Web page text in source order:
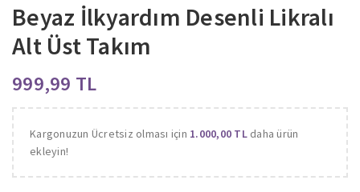
Beyaz İlkyardım Desenli Likralı
Alt Üst Takım
TL
Kargonuzun Ücretsiz olması için 1.000,00 TLdaha ürün
ekleyin!